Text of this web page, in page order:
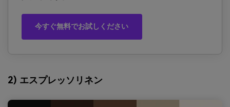
今すぐ無料でお試しください
2) エスプレッソリネン